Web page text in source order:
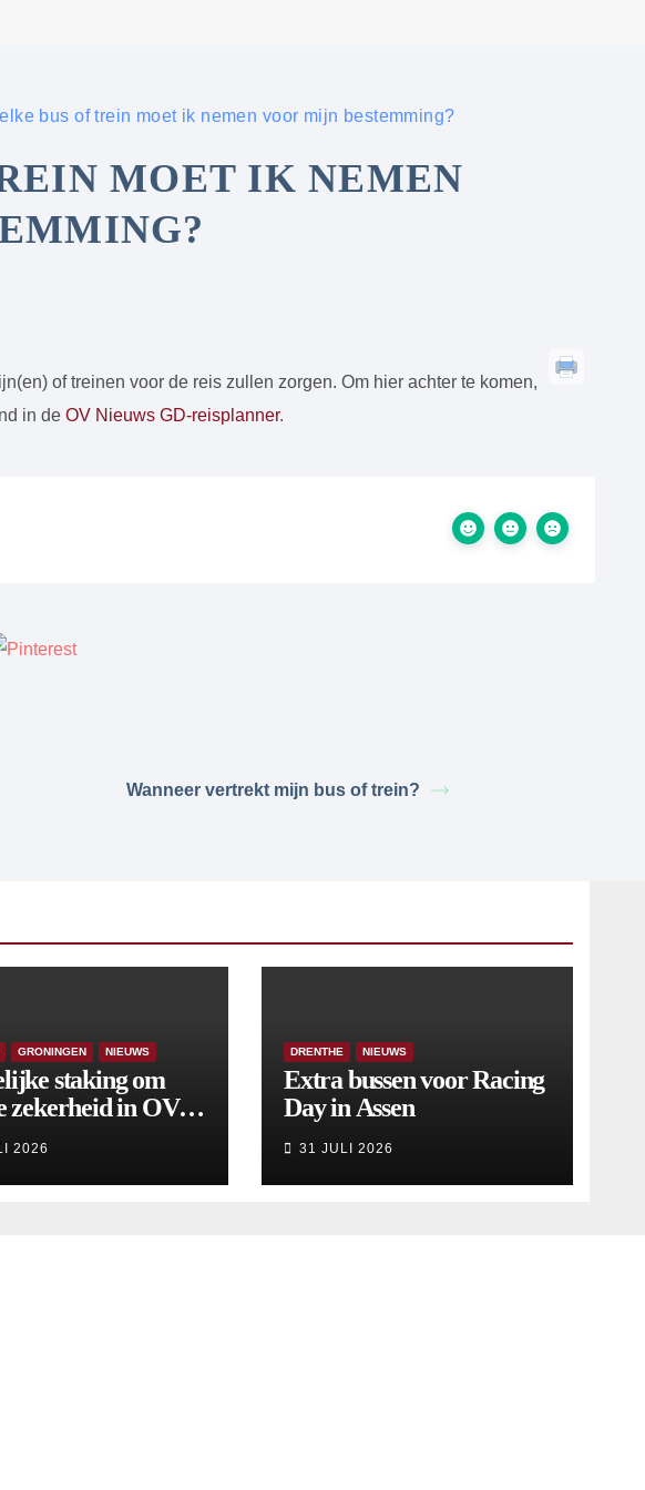
bus of trein moet ik nemen voor mijn bestemming?
MOET IK NEMEN
of treinen voor de reis zullen zorgen. Om hier achter te komen,
in deOV Nieuws GD-reisplanner.
Wanneer vertrekt mijn bus of trein?
GRONINGEN NIEUWS
staking om
zekerheid in OV
2026
DRENTHE NIEUWS
Extra bussen voor Racing
Day in Assen
31 JULI 2026